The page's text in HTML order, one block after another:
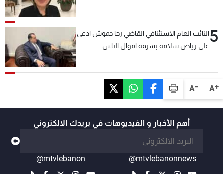
A+
A-
5النائب العام الاستئنافي القاضي رجا حموش ادعى
على رياض سلامة بسرقة اموال الناس
أهم الأخبار و الفيديوهات في بريدك الالكتروني
@mtvlebanonnews
@mtvlebanon